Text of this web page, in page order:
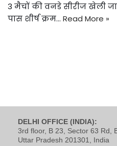
3 मैचों की वनडे सीरीज खेली
पास शीर्ष क्रम… Read More »
DELHI OFFICE (INDIA):
3rd floor, B 23, Sector 63 Rd,
Uttar Pradesh 201301, India